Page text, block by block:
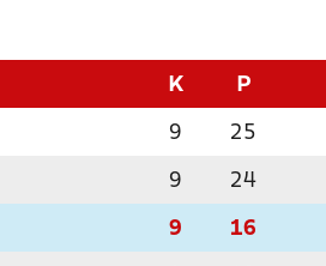
K P
9 25
9 24
9 16